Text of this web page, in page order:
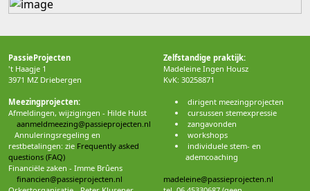
PassieProjecten
't Haagje 1
3971 MZ Driebergen
Meezingprojecten:
Afmeldingen, wijzigingen - Hilde Hulst
aanmeldmeezing@passieprojecten.nl
Annuleringsregeling en
restbetalingen: zie Frequently asked
questions (FAQ)
Financiële zaken - Imme Brûens
financien@passieprojecten.nl
Zelfstandige praktijk:
Madeleine Ingen Housz
KvK: 30258871
dirigent meezingprojecten
cursussen stemexpressie
zangavonden
workshops
individuele stem- en
ademcoaching
madeleine@passieprojecten.nl